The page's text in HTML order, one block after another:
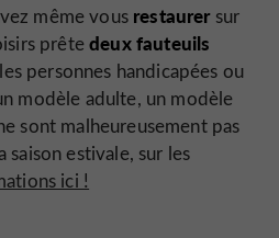
même vousrestaurer sur
prêtedeux fauteuils
personnes handicapées ou
modèle adulte, un modèle
sont malheureusement pas
saison estivale, sur les
ici !